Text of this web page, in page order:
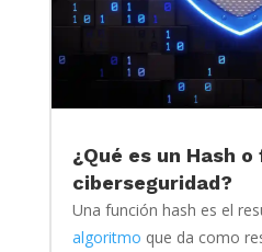
¿Qué es un Hash
ciberseguridad?
Una función hash es el
algoritmo que da como